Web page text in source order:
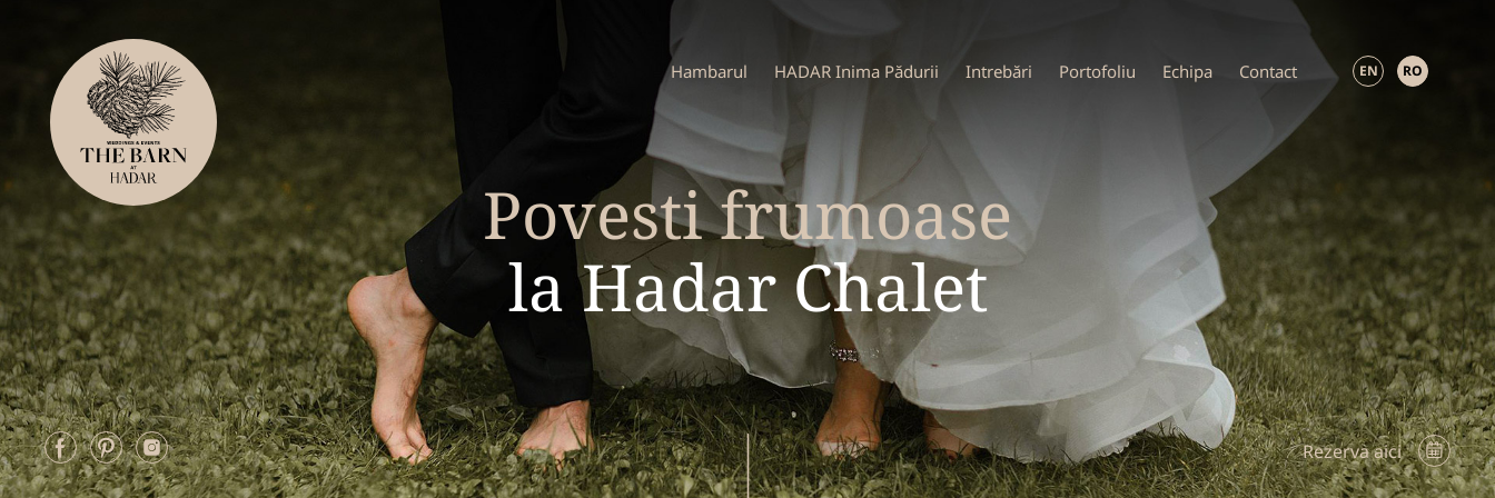
Hambarul HADAR Inima Pădurii Intrebări Portofoliu Echipa Contact EN RO
Povesti frumoase
la Hadar Chalet
Rezerva aici